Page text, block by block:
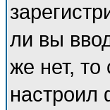
ли вы
же нет,
настроил